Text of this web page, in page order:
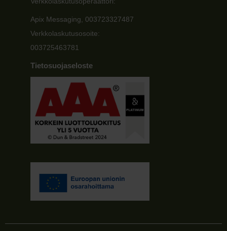
Apix Messaging, 003723327487
Verkkolaskutusosoite:
003725463781
Tietosuojaseloste